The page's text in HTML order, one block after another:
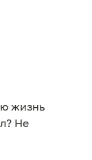
жизнь
Не